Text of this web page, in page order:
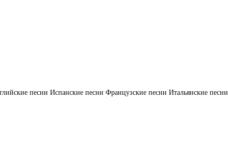
песни Испанские песни Французские песни Итальянские песни